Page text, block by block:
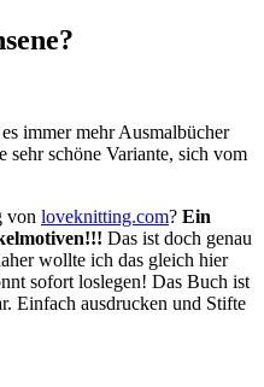
immer mehr Ausmalbücher
schöne Variante, sich vom
von loveknitting.com? Ein
Das ist doch genau
wollte ich das gleich hier
sofort loslegen! Das Buch ist
Einfach ausdrucken und Stifte